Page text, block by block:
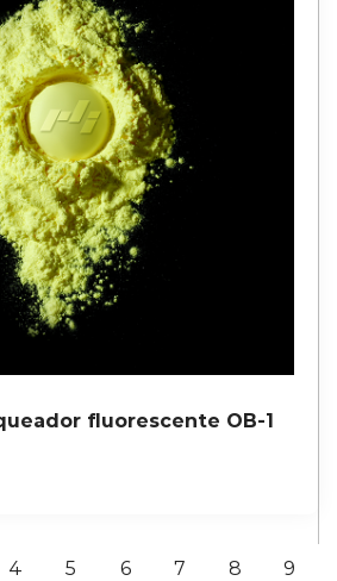
fluorescente OB-1
4 5 6 7 8
9